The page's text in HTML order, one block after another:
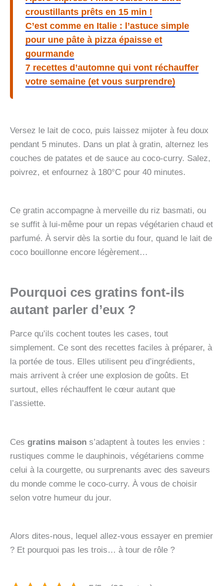
croustillants prêts en 15 min !
C’est comme en Italie : l’astuce simple
pour une pâte à pizza épaisse et
gourmande
7 recettes d’automne qui vont réchauffer
votre semaine (et vous surprendre)
Versez le lait de coco, puis laissez mijoter à feu doux
pendant 5 minutes. Dans un plat à gratin, alternez les
couches de patates et de sauce au coco-curry. Salez,
poivrez, et enfournez à 180°C pour 40 minutes.
Ce gratin accompagne à merveille du riz basmati, ou
se suffit à lui-même pour un repas végétarien chaud et
parfumé. À servir dès la sortie du four, quand le lait de
coco bouillonne encore légèrement…
Pourquoi ces gratins font-ils
autant parler d’eux ?
Parce qu’ils cochent toutes les cases, tout
simplement. Ce sont des recettes faciles à préparer, à
la portée de tous. Elles utilisent peu d’ingrédients,
mais arrivent à créer une explosion de goûts. Et
surtout, elles réchauffent le cœur autant que
l’assiette.
Ces gratins maison s’adaptent à toutes les envies :
rustiques comme le dauphinois, végétariens comme
celui à la courgette, ou surprenants avec des saveurs
du monde comme le coco-curry. À vous de choisir
selon votre humeur du jour.
Alors dites-nous, lequel allez-vous essayer en premier
? Et pourquoi pas les trois… à tour de rôle ?